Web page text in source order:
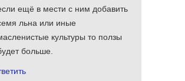
ещё в мести с ним добавить
льна или иные
культуры то ползы
больше.